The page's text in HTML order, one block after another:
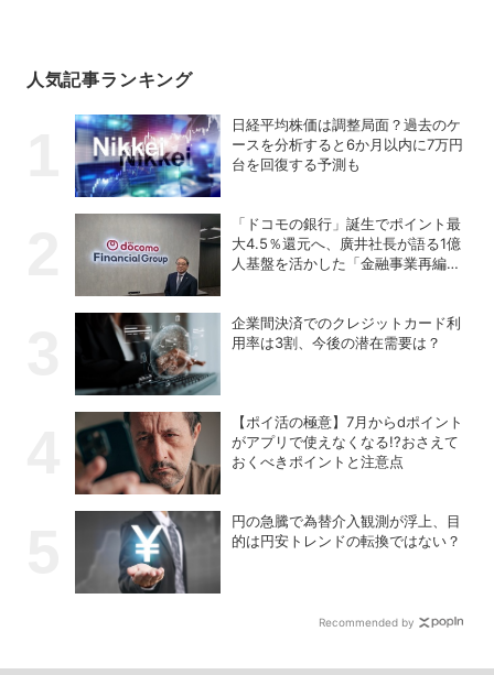
人気記事ランキング
日経平均株価は調整局面？過去のケ
ースを分析すると6か月以内に7万円
台を回復する予測も
「ドコモの銀行」誕生でポイント最
大4.5％還元へ、廣井社長が語る1億
人基盤を活かした「金融事業再編」
企業間決済でのクレジットカード利
用率は3割、今後の潜在需要は？
【ポイ活の極意】7月からdポイント
がアプリで使えなくなる!?おさえて
おくべきポイントと注意点
円の急騰で為替介入観測が浮上、目
的は円安トレンドの転換ではない？
Recommended by